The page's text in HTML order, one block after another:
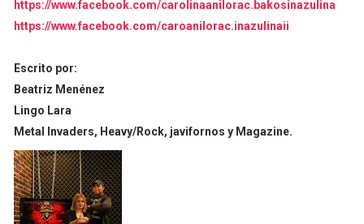
https://www.facebook.com/carolinaanilorac.bakosinazulina
https://www.facebook.com/caroanilorac.inazulinaii
Escrito por:
Beatriz Menénez
Lingo Lara
Metal Invaders, Heavy/Rock, javifornos y Magazine.